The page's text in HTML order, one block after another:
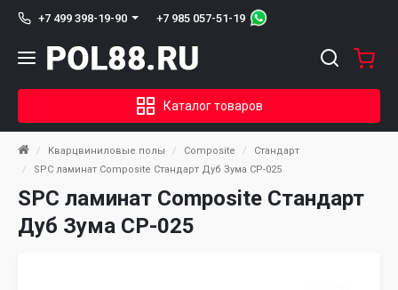
+7 499 398-19-90 +7 985 057-51-19
Каталог товаров
Кварцвиниловые полы Composite
Стандарт
SPC ламинат Composite Стандарт Дуб Зума СР-025
SPC ламинат Composite Стандарт
Дуб Зума СР-025